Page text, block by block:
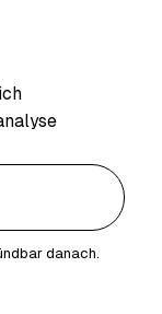
danach.